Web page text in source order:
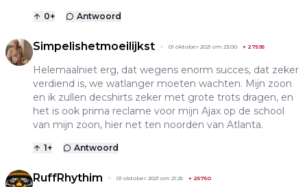
0+ Antwoord
Simpelishetmoeilijkst 01 oktober 2021 om 23:00 + 27595
Helemaalniet erg, dat wegens enorm succes, dat zeker
verdiend is, we watlanger moeten wachten. Mijn zoon
en ik zullen decshirts zeker met grote trots dragen, en
het is ook prima reclame voor mijn Ajax op de school
van mijn zoon, hier net ten noorden van Atlanta.
1+ Antwoord
RuffRhythim 01 oktober 2021 om 21:25 + 25750